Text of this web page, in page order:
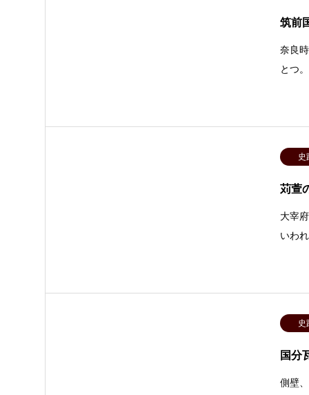
筑前
奈良
とつ
史
苅萱
大宰
いわ
史
国分
側壁